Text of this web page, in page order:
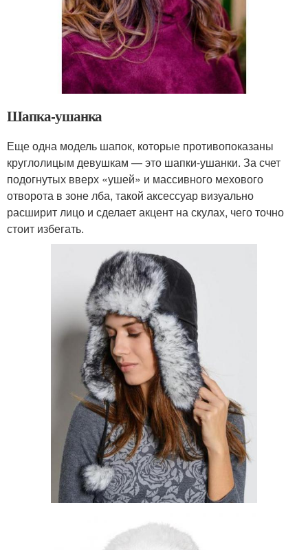
Шапка-ушанка
Еще одна модель шапок, которые противопоказаны
круглолицым девушкам — это шапки-ушанки. За счет
подогнутых вверх «ушей» и массивного мехового
отворота в зоне лба, такой аксессуар визуально
расширит лицо и сделает акцент на скулах, чего точно
стоит избегать.